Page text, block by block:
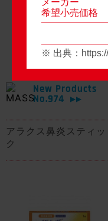
New Products
No.974
▶▶
アラクス鼻炎スティッ
ク
メーカー
希望小売価格
※ 出典：